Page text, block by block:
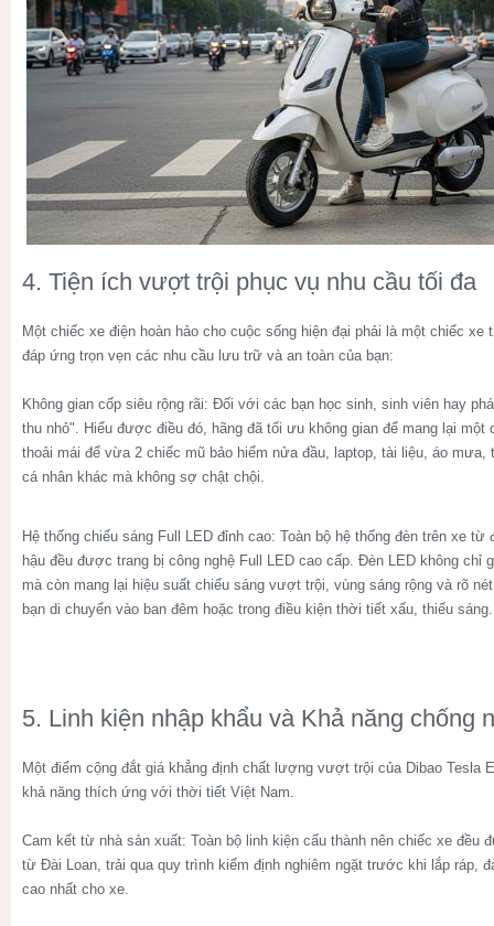
4. Tiện ích vượt trội phục vụ nhu cầu tối đa
Một chiếc xe điện hoàn hảo cho cuộc sống hiện đại phải là một chiếc
đáp ứng trọn vẹn các nhu cầu lưu trữ và an toàn của bạn:
Không gian cốp siêu rộng rãi: Đối với các bạn học sinh, sinh viên hay
thu nhỏ". Hiểu được điều đó, hãng đã tối ưu không gian để mang lại một
thoải mái để vừa 2 chiếc mũ bảo hiểm nửa đầu, laptop, tài liệu, áo mưa,
cá nhân khác mà không sợ chật chội.
Hệ thống chiếu sáng Full LED đỉnh cao: Toàn bộ hệ thống đèn trên xe từ
hậu đều được trang bị công nghệ Full LED cao cấp. Đèn LED không chỉ
mà còn mang lại hiệu suất chiếu sáng vượt trội, vùng sáng rộng và rõ
bạn di chuyển vào ban đêm hoặc trong điều kiện thời tiết xấu, thiếu sáng.
5. Linh kiện nhập khẩu và Khả năng chống
Một điểm cộng đắt giá khẳng định chất lượng vượt trội của Dibao Tesla E
khả năng thích ứng với thời tiết Việt Nam.
Cam kết từ nhà sản xuất: Toàn bộ linh kiện cấu thành nên chiếc xe đều
từ Đài Loan, trải qua quy trình kiểm định nghiêm ngặt trước khi lắp ráp,
cao nhất cho xe.